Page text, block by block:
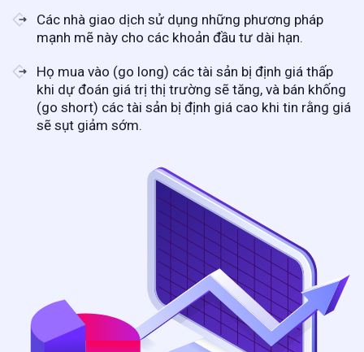
Các nhà giao dịch sử dụng những phương pháp
mạnh mẽ này cho các khoản đầu tư dài hạn.
Họ mua vào (go long) các tài sản bị định giá thấp
khi dự đoán giá trị thị trường sẽ tăng, và bán khống
(go short) các tài sản bị định giá cao khi tin rằng giá
sẽ sụt giảm sớm.